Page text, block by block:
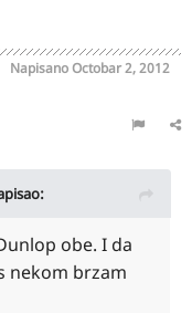
NapisanoOctobar 2, 2012
obe. I da
nekom brzam